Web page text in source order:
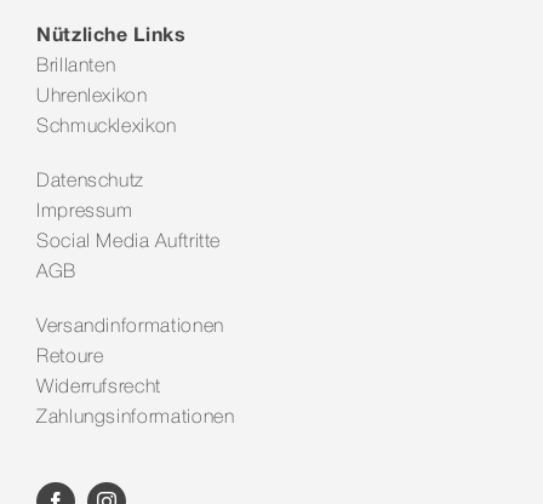
Nützliche Links
Brillanten
Uhrenlexikon
Schmucklexikon
Datenschutz
Impressum
Social Media Auftritte
AGB
Versandinformationen
Retoure
Widerrufsrecht
Zahlungsinformationen